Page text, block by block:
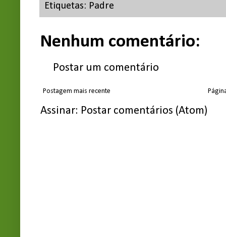
Etiquetas: Padre
Nenhum comentário:
Postar um comentário
Postagem mais recente
Assinar: Postar comentários (Atom)